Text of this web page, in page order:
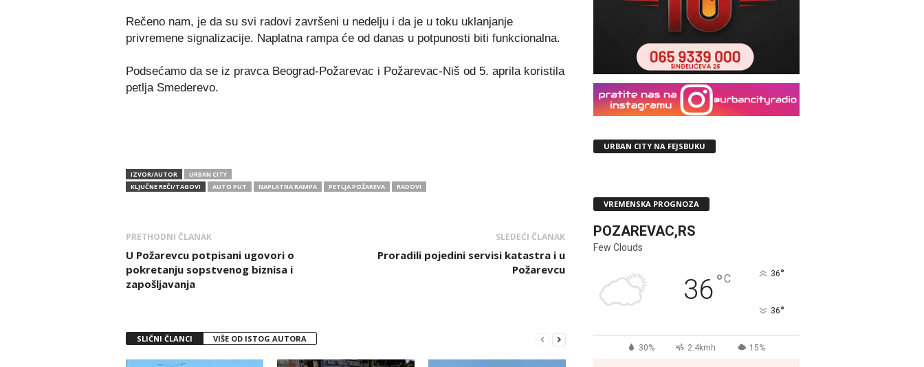
Rečeno nam, je da su svi radovi završeni u nedelju i da je u toku uklanjanje
privremene signalizacije. Naplatna rampa će od danas u potpunosti biti funkcionalna.
Podsećamo da se iz pravca Beograd-Požarevac i Požarevac-Niš od 5. aprila koristila
petlja Smederevo.
IZVOR/AUTOR
URBAN CITY
KLJUČNE REČI/TAGOVI
AUTO PUT NAPLATNA RAMPA PETLJA POŽAREVA RADOVI
PRETHODNI ČLANAK
U Požarevcu potpisani ugovori o
pokretanju sopstvenog biznisa i
zapošljavanja
SLEDEĆI ČLANAK
Proradili pojedini servisi katastra i u
Požarevcu
SLIČNI ČLANCI VIŠE OD ISTOG AUTORA
URBAN CITY NA FEJSBUKU
VREMENSKA PROGNOZA
POZAREVAC,RS
Few Clouds
36°C 36°
36°
30% 2.4kmh 15%